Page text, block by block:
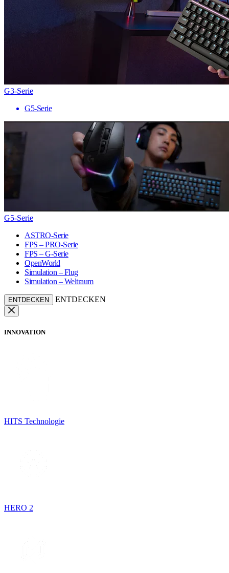
G3-Serie
G5-Serie
G5-Serie
ASTRO-Serie
FPS – PRO-Serie
FPS – G-Serie
OpenWorld
Simulation – Flug
Simulation – Weltraum
ENTDECKEN ENTDECKEN
INNOVATION
HITS Technologie
HERO 2